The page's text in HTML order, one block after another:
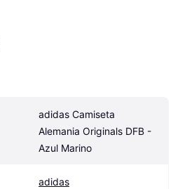
adidas Camiseta
Alemania Originals DFB -
Azul Marino
adidas